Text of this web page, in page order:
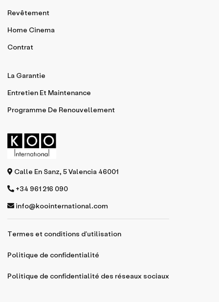
Revêtement
Home Cinema
Contrat
La Garantie
Entretien Et Maintenance
Programme De Renouvellement
Calle En Sanz, 5 Valencia 46001
+34 961 216 090
info@koointernational.com
Termes et conditions d'utilisation
Politique de confidentialité
Politique de confidentialité des réseaux sociaux